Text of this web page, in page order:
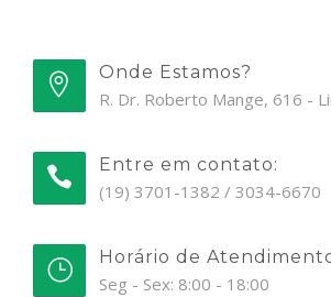
Onde Estamos?
R. Dr. Roberto Mange, 616 -
Entre em contato:
(19) 3701-1382 / 3034-6670
Horário de
Seg - Sex: 8:00 - 18:00